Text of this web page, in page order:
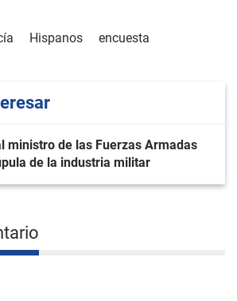
Hispanos encuesta
ministro de las Fuerzas Armadas
de la industria militar